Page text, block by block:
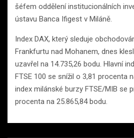
šéfem oddělení institucionálních
ústavu Banca Ifigest v Miláně.
Index DAX, který sleduje
Frankfurtu nad Mohanem, dnes
uzavřel na 14.735,26 bodu. Hlavní
FTSE 100 se snížil o 3,81 procenta
index milánské burzy FTSE/MIB se
procenta na 25.865,84 bodu.